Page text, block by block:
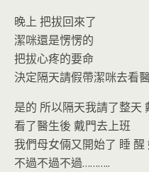
晚上 把拔回來了
潔咪還是愣愣的
把拔心疼的要命
決定隔天請假帶潔咪去看
是的 所以隔天我請了整天
看了醫生後 戴門去上班
我們母女倆又開始了 睡 醒
不過不過不過………..